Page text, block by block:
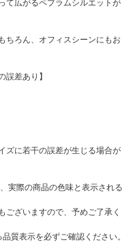
て広がるペプラムシルエットが
ちろん、オフィスシーンにもお
誤差あり】
ズに若干の誤差が生じる場合が
実際の商品の色味と表示される
ございますので、予めご了承く
質表示を必ずご確認ください。